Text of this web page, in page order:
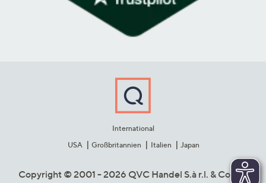
International
USA
Großbritannien Italien Japan
Copyright © 2001 - 2026 QVC Handel S.à r.l. & Co. KG